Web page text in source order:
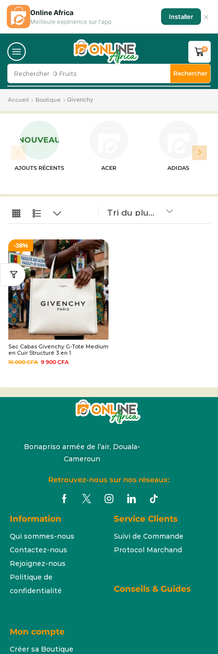
Rechercher 🍋 Fruits Rechercher
0
Accueil Boutique Givenchy
NOUVEAU
AJOUTS RÉCENTS ACER ADIDAS
38%
Sac Cabas Givenchy G-Tote Medium
en Cuir Structuré 3 en 1
16 000CFA 9 900 CFA
Bonapriso armée de l’air, Douala-
Cameroun
Retrouvez-nous sur nos réseaux:
Information
Qui sommes-nous
Contactez-nous
Rejoignez-nous
Politique de
confidentialité
Service Clients
Suivi de Commande
Protocol Marchand
Conseils & Guides
Mon compte
Créer sa Boutique
Online Africa
Meilleure expérience sur l'app
Installer ×